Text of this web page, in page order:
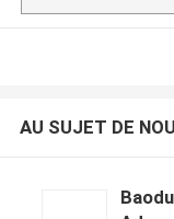
AU SUJET DE